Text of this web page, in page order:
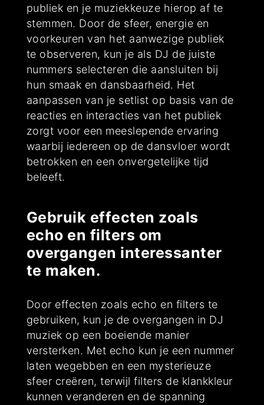
publiek en je muziekkeuze hierop af te
stemmen. Door de sfeer, energie en
voorkeuren van het aanwezige publiek
te observeren, kun je als DJ de juiste
nummers selecteren die aansluiten bij
hun smaak en dansbaarheid. Het
aanpassen van je setlist op basis van de
reacties en interacties van het publiek
zorgt voor een meeslepende ervaring
waarbij iedereen op de dansvloer wordt
betrokken en een onvergetelijke tijd
beleeft.
Gebruik effecten zoals
echo en filters om
overgangen interessanter
te maken.
Door effecten zoals echo en filters te
gebruiken, kun je de overgangen in DJ
muziek op een boeiende manier
versterken. Met echo kun je een nummer
laten wegebben en een mysterieuze
sfeer creëren, terwijl filters de klankkleur
kunnen veranderen en de spanning